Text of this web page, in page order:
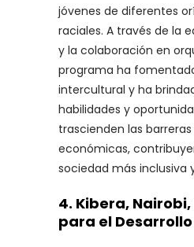
jóvenes de diferentes
raciales. A través de la
y la colaboración en
programa ha
intercultural y ha
habilidades y
trascienden las
económicas,
sociedad más inclusiva
4. Kibera,
para el Desarrollo